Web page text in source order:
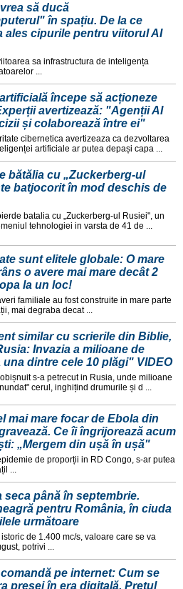
să ducă
în spațiu. De la ce
ales cipurile pentru viitorul AI
sa infrastructura de inteligența
...
începe să acționeze
avertizează: "Agenții AI
și colaborează între ei"
cibernetica avertizeaza ca dezvoltarea
artificiale ar putea depași capa ...
bătălia cu „Zuckerberg-ul
batjocorit în mod deschis de
batalia cu „Zuckerberg-ul Rusiei", un
tehnologiei in varsta de 41 de ...
sunt elitele globale: O mare
o avere mai mare decât 2
la un loc!
familiale au fost construite in mare parte
mai degraba decat ...
similar cu scrierile din Biblie,
Invazia a milioane de
una dintre cele 10 plăgi" VIDEO
s-a petrecut in Rusia, unde milioane
cerul, inghițind drumurile și d ...
mai mare focar de Ebola din
Ce îi îngrijorează acum
„Mergem din ușă în ușă"
de proporții in RD Congo, s-ar putea
...
seca până în septembrie.
pentru România, în ciuda
următoare
de 1.400 mc/s, valoare care se va
potrivi ...
pe internet: Cum se
presei în era digitală. Prețul